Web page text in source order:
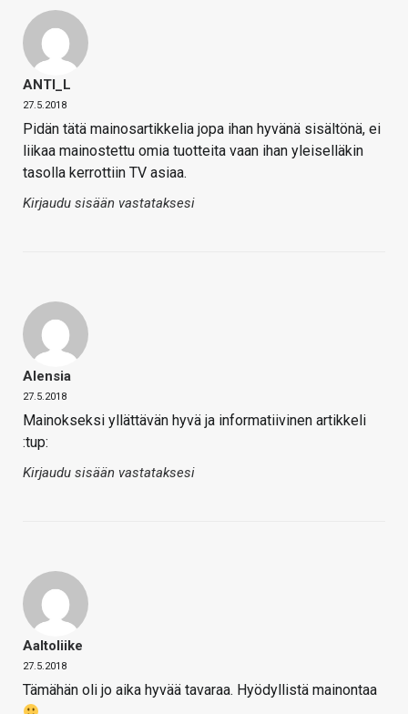
ANTI_L
27.5.2018
Pidän tätä mainosartikkelia jopa ihan hyvänä sisältönä, ei
liikaa mainostettu omia tuotteita vaan ihan yleiselläkin
tasolla kerrottiin TV asiaa.
Kirjaudu sisään vastataksesi
Alensia
27.5.2018
Mainokseksi yllättävän hyvä ja informatiivinen artikkeli
:tup:
Kirjaudu sisään vastataksesi
Aaltoliike
27.5.2018
Tämähän oli jo aika hyvää tavaraa. Hyödyllistä mainontaa